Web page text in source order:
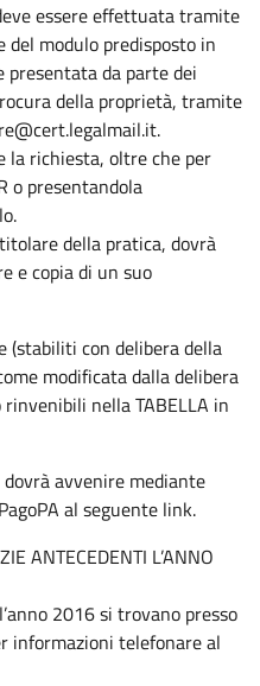
essere effettuata tramite
del modulo predisposto in
presentata da parte dei
della proprietà, tramite
la richiesta, oltre che per
o presentandola
della pratica, dovrà
e copia di un suo
(stabiliti con delibera della
modificata dalla delibera
nella TABELLA in
avvenire mediante
al seguente link.
ANTECEDENTI L’ANNO
2016 si trovano presso
informazioni telefonare al